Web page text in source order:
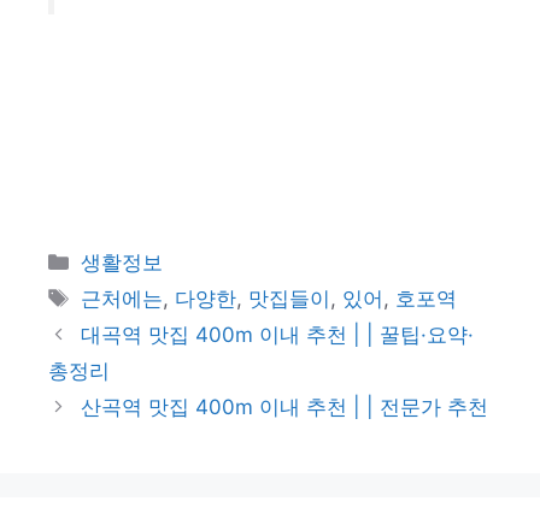
카
테
리
생활정보
태
그
근처에는, 다양한, 맛집들이 , 있어 , 호포역
대곡역 맛집 400m 이내 추천 | | 꿀팁·요약·
총정리
산곡역 맛집 400m 이내 추천 | | 전문가 추천